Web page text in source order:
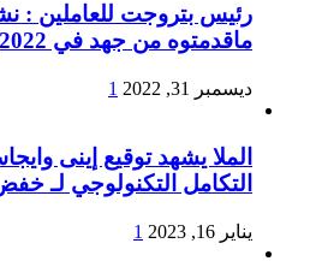
رئيس بتروجت للعاملين :
ماقدمتوه من جهد في 2022
ديسمبر 31, 2022 1
الملا يشهد توقيع إينى
التكامل التكنولوجي لـ خفض
يناير 16, 2023 1